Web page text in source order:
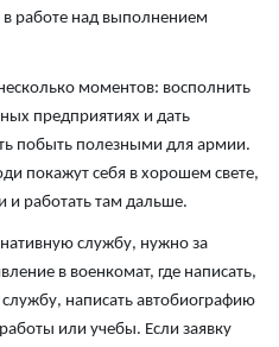
работе над выполнением
моментов: восполнить
предприятиях и дать
побыть полезными для армии.
покажут себя в хорошем свете,
и работать там дальше.
службу, нужно за
в военкомат, где написать,
написать автобиографию
или учебы. Если заявку